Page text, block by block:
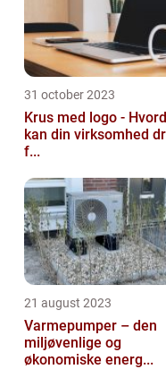
31 october 2023
Krus med logo -
kan din virksomhed
f...
21 august 2023
Varmepumper – den
miljøvenlige og
økonomiske energ...